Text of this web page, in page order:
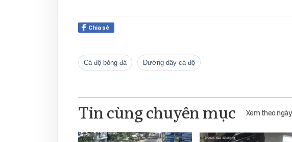
Chia sẻ
Cá độ bóng đá đường dây cá độ
Tin cùng chuyên mục Xem theo ngày